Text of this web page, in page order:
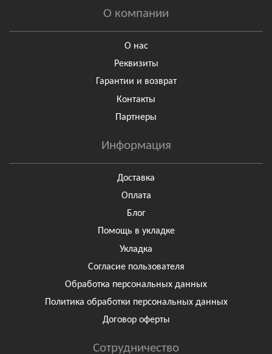
О компании
О нас
Реквизиты
Гарантии и возврат
Контакты
Партнеры
Информация
Доставка
Оплата
Блог
Помощь в укладке
Укладка
Согласие пользователя
Обработка персональных данных
Политика обработки персональных данных
Договор оферты
Сотрудничество